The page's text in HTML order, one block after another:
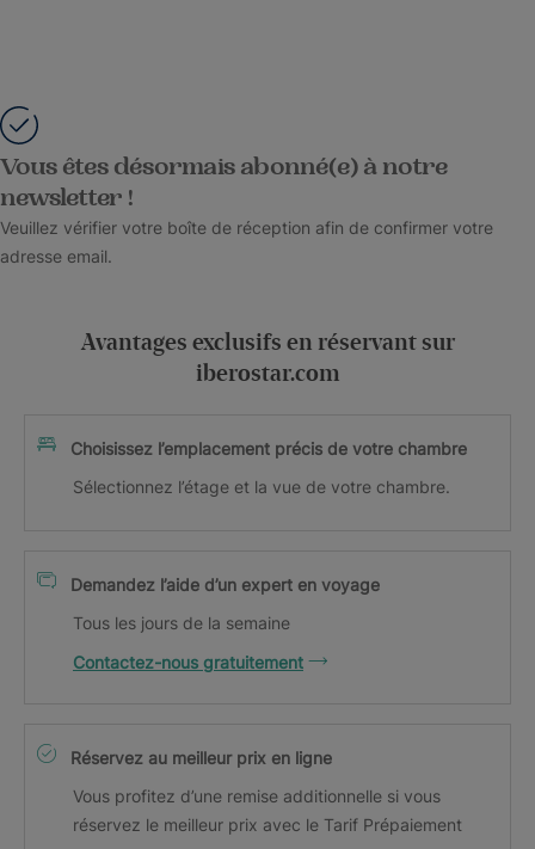
Vous êtes désormais abonné(e) à notre
newsletter !
Veuillez vérifier votre boîte de réception afin de confirmer votre
adresse email.
Avantages exclusifs en réservant sur
iberostar.com
Choisissez l’emplacement précis de votre chambre
Sélectionnez l’étage et la vue de votre chambre.
Demandez l’aide d’un expert en voyage
Tous les jours de la semaine
Contactez-nous gratuitement
Réservez au meilleur prix en ligne
Vous profitez d’une remise additionnelle si vous
réservez le meilleur prix avec le Tarif Prépaiement